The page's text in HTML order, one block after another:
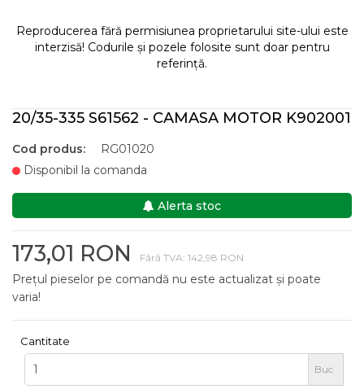
Reproducerea fără permisiunea proprietarului site-ului este
interzisă! Codurile și pozele folosite sunt doar pentru
referință.
20/35-335 S61562 - CAMASA MOTOR K902001
Cod produs:
RG01020
Disponibil la comanda
Alerta stoc
173,01 RON Fără TVA: 142,98 RON
Prețul pieselor pe comandă nu este actualizat și poate
varia!
Cantitate
Buc